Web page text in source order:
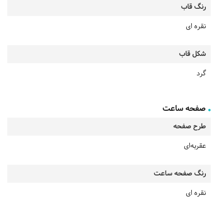
رنگ قاب
نقره ای
شکل قاب
گرد
صفحه ساعت
طرح صفحه
عقربه‌ای
رنگ صفحه ساعت
نقره ای